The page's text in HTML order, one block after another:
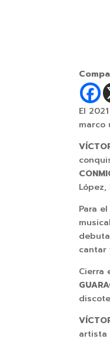
El
marco
Para
cantar
Cierra
artista